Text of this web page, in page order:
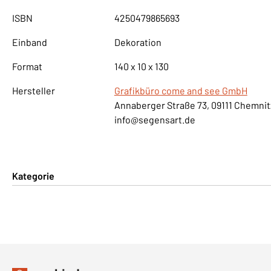
ISBN 4250479865693
Einband Dekoration
Format 140 x 10 x 130
Hersteller
Grafikbüro come and see GmbH
Annaberger Straße 73, 09111
info@segensart.de
Kategorie